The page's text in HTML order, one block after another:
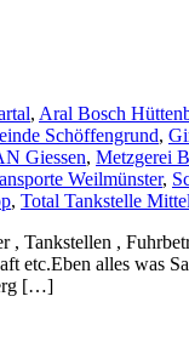
, Aral Bosch
Schöffengrund,
Giessen, Metzgerei
Weilmünster,
, Total Tankstelle
, Tankstellen ,
etc.Eben alles was
[…]